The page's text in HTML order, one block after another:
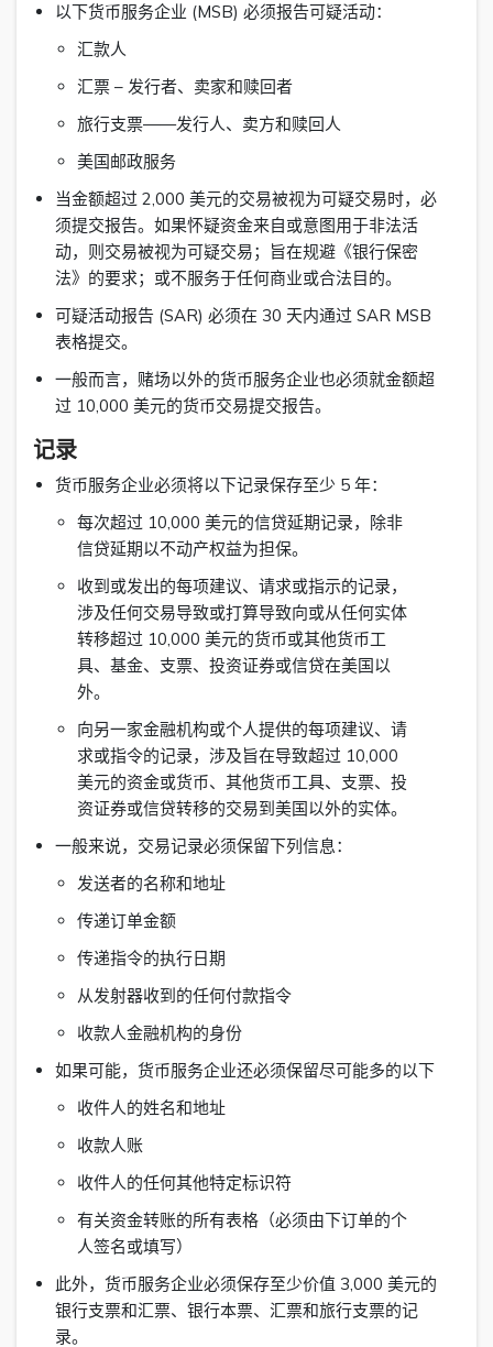
以下货币服务企业 (MSB) 必须报告可疑活动：
汇款人
汇票 – 发行者、卖家和赎回者
旅行支票——发行人、卖方和赎回人
美国邮政服务
当金额超过 2,000 美元的交易被视为可疑交易时，必
须提交报告。如果怀疑资金来自或意图用于非法活
动，则交易被视为可疑交易；旨在规避《银行保密
法》的要求；或不服务于任何商业或合法目的。
可疑活动报告 (SAR) 必须在 30 天内通过 SAR MSB
表格提交。
一般而言，赌场以外的货币服务企业也必须就金额超
过 10,000 美元的货币交易提交报告。
记录
货币服务企业必须将以下记录保存至少 5 年：
每次超过 10,000 美元的信贷延期记录，除非
信贷延期以不动产权益为担保。
收到或发出的每项建议、请求或指示的记录，
涉及任何交易导致或打算导致向或从任何实体
转移超过 10,000 美元的货币或其他货币工
具、基金、支票、投资证券或信贷在美国以
外。
向另一家金融机构或个人提供的每项建议、请
求或指令的记录，涉及旨在导致超过 10,000
美元的资金或货币、其他货币工具、支票、投
资证券或信贷转移的交易到美国以外的实体。
一般来说，交易记录必须保留下列信息：
发送者的名称和地址
传递订单金额
传递指令的执行日期
从发射器收到的任何付款指令
收款人金融机构的身份
如果可能，货币服务企业还必须保留尽可能多的以下
收件人的姓名和地址
收款人账
收件人的任何其他特定标识符
有关资金转账的所有表格（必须由下订单的个
人签名或填写）
此外，货币服务企业必须保存至少价值 3,000 美元的
银行支票和汇票、银行本票、汇票和旅行支票的记
录。